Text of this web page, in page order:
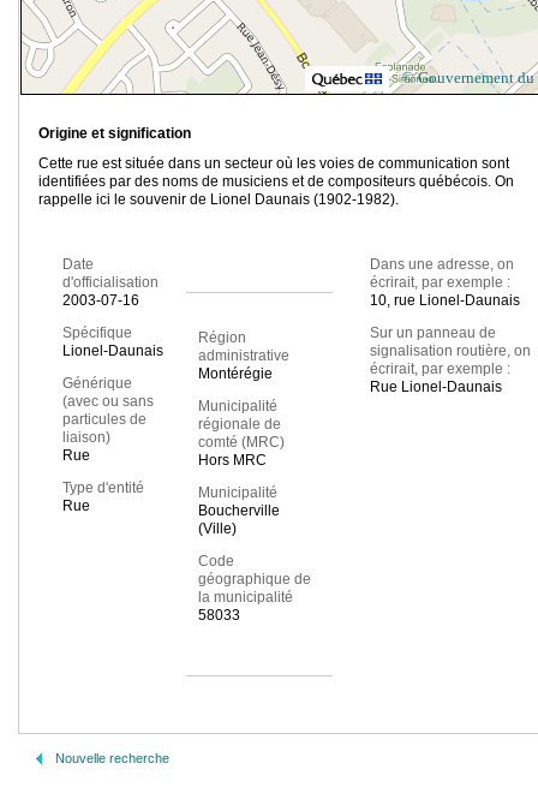
© Gouvernement du
Origine et signification
Cette rue est située dans un secteur où les voies de communication sont
identifiées par des noms de musiciens et de compositeurs québécois. On
rappelle ici le souvenir de Lionel Daunais (1902-1982).
Date
d'officialisation
2003-07-16
Spécifique
Lionel-Daunais
Générique
(avec ou sans
particules de
liaison)
Rue
Type d'entité
Rue
Région
administrative
Montérégie
Municipalité
régionale de
comté (MRC)
Hors MRC
Municipalité
Boucherville
(Ville)
Code
géographique de
la municipalité
58033
Dans une adresse, on
écrirait, par exemple :
10, rue Lionel-Daunais
Sur un panneau de
signalisation routière, on
écrirait, par exemple :
Rue Lionel-Daunais
Nouvelle recherche